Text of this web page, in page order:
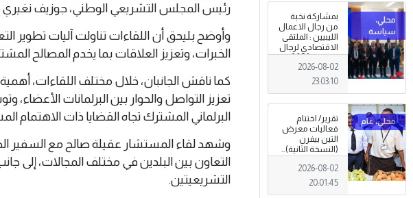
بمشاركة نخبة
من رجال الاعمال
الليبيين : الملتقى
الاقتصادي لرجال
الاعمال 2026
تبدأ فعاليات
بمدينة سرت .
2026-08-02
23:03:10
تقرير/ اختتام
فعاليات معرض
التين بيفرن
(النسخة الثانية)..
تظاهرة وطنية
وصمود
للمزارعين في
2026-08-02
20:01:45
رئيس المجلس التشريعي الوطني، جوزيف نغيري
وأوضح بليحق أن اللقاءات تناولت آليات تطوير
الخبرات، وتعزيز العلاقات بما يخدم المصالح
كما ناقش الجانبان، خلال مختلف اللقاءات،
تعزيز التواصل والحوار بين البرلمانات
البرلماني المشترك تجاه القضايا ذات الاهتمام
وشهد لقاء المستشار عقيلة صالح مع السفير
التعاون بين البلدين في مختلف المجالات، إلى
التشريعيتين.